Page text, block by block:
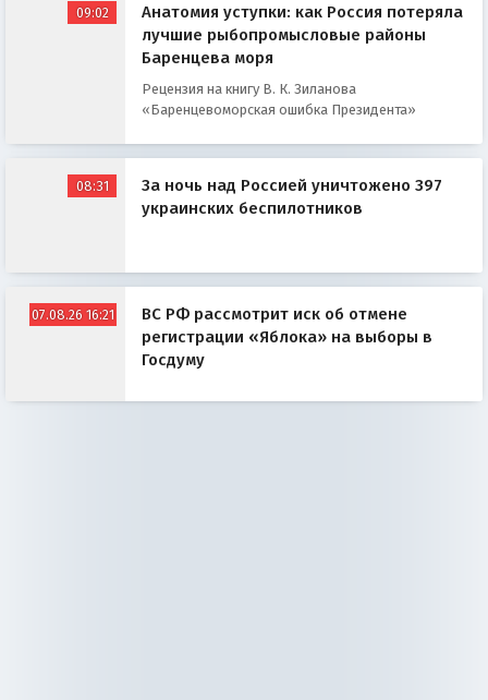
09:02
Анатомия уступки: как Россия потеряла
лучшие рыбопромысловые районы
Баренцева моря
Рецензия на книгу В. К. Зиланова
«Баренцевоморская ошибка Президента»
08:31
За ночь над Россией уничтожено 397
украинских беспилотников
07.08.26 16:21
ВС РФ рассмотрит иск об отмене
регистрации «Яблока» на выборы в
Госдуму